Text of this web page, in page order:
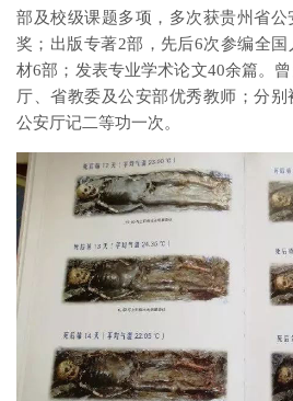
部及校级课题多项，多次获贵州省
奖；出版专著2部，先后6次参编全
材6部；发表专业学术论文40余篇。
厅、省教委及公安部优秀教师；分
公安厅记二等功一次。